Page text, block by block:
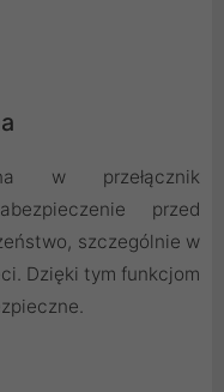
w przełącznik
przed
szczególnie w
Dzięki tym funkcjom